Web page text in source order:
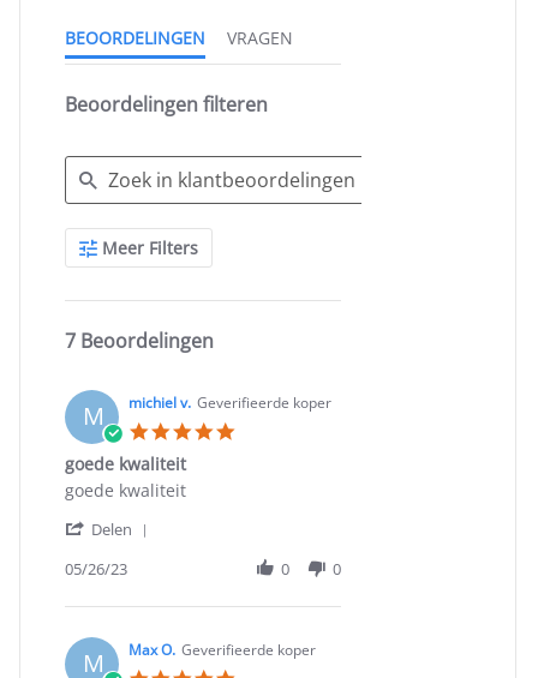
BEOORDELINGEN VRAGEN
Beoordelingen filteren
Search
ReviewsMeer Filters
7 Beoordelingen
M michiel v. Geverifieerde koper
goede kwaliteit
Review
michiel
on
May
2023
review
goede
goede kwaliteit
Delen
michiel
on
26
05/26/23 0 0
M Max O. Geverifieerde koper